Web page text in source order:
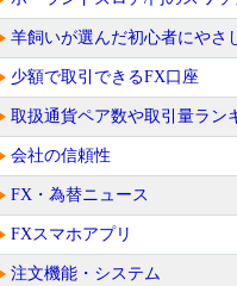
羊飼いが選んだ初心者にやさ
少額で取引できるFX口座
取扱通貨ペア数や取引量ラン
会社の信頼性
FX・為替ニュース
FXスマホアプリ
注文機能・システム